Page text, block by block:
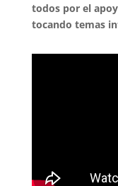
todos por el
tocando temas